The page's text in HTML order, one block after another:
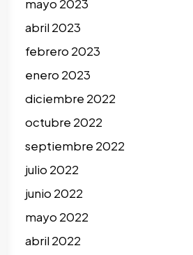
mayo 2023
abril 2023
febrero 2023
enero 2023
diciembre 2022
octubre 2022
septiembre 2022
julio 2022
junio 2022
mayo 2022
abril 2022